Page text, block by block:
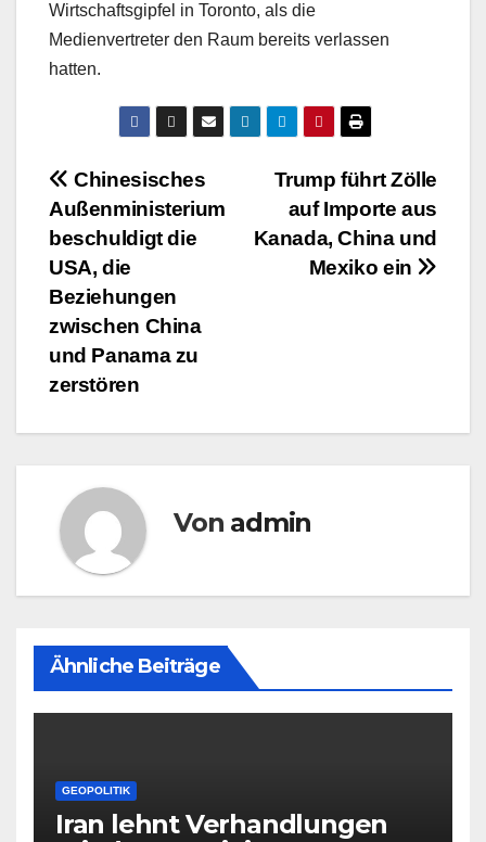
Wirtschaftsgipfel in Toronto, als die
Medienvertreter den Raum bereits verlassen
hatten.
Beitragsnavigation
Trump führt Zölle
auf Importe aus
Kanada, China und
Mexiko ein
Chinesisches
Außenministerium
beschuldigt die
USA, die
Beziehungen
zwischen China
und Panama zu
zerstören
Von admin
Ähnliche Beiträge
GEOPOLITIK
Iran lehnt Verhandlungen